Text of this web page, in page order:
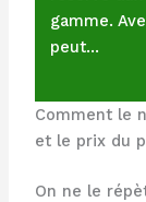
gamme.
peut…
Comment le
et le prix du
On ne le